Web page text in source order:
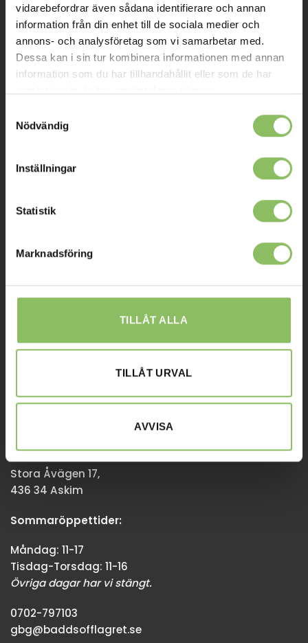
vidarebefordrar även sådana identifierare och annan
information från din enhet till de sociala medier och
annons- och analysföretag som vi samarbetar med.
Dessa kan i sin tur kombinera informationen med annan
information som du har tillhandahållit eller som de har
Nödvändig
Inställningar
Statistik
Marknadsföring
TILLÅT ALLA
TILLÅT URVAL
AVVISA
Om oss
Kontakt
Mitt konto
Köpvillkor
Reklamation
168 67 Bromma
Sommaröppettider:
Tisdag-Torsdag: 11-18
Övriga dagar har vi stängt.
info@baddsofflagret.se
Stora Åvägen 17,
436 34 Askim
Sommaröppettider:
Måndag: 11-17
Tisdag-Torsdag: 11-16
Övriga dagar har vi stängt.
0702-797103
gbg@baddsofflagret.se